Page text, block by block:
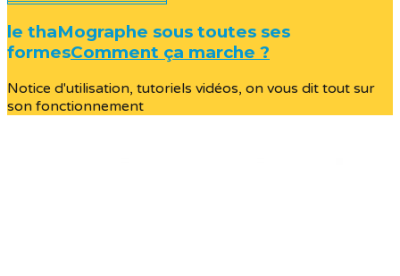
le thaMographe sous toutes ses
formesComment ça marche ?
Notice d'utilisation, tutoriels vidéos, on vous dit tout sur
son fonctionnement